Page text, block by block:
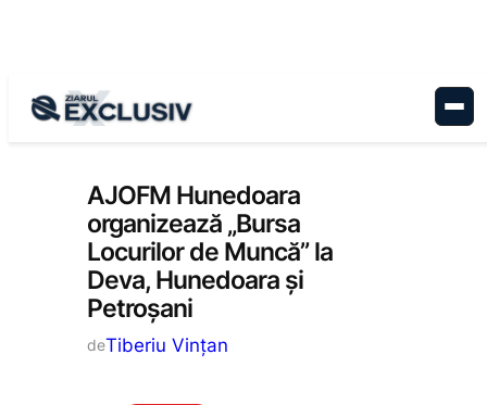
Economie, Stiri la zi
AJOFM Hunedoara
organizează „Bursa
Locurilor de Muncă” la
Deva, Hunedoara și
Petroșani
deTiberiu Vințan